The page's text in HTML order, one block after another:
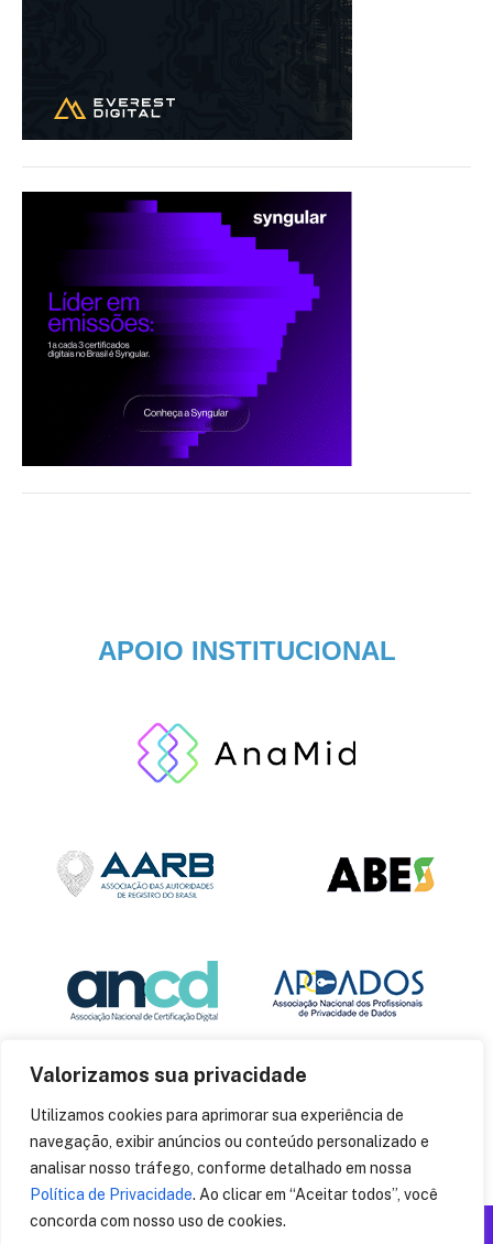
Valorizamos sua privacidade
Utilizamos cookies para aprimorar sua experiência de
navegação, exibir anúncios ou conteúdo personalizado e
analisar nosso tráfego, conforme detalhado em nossa
Política de Privacidade. Ao clicar em “Aceitar todos”, você
concorda com nosso uso de cookies.
APOIO INSTITUCIONAL